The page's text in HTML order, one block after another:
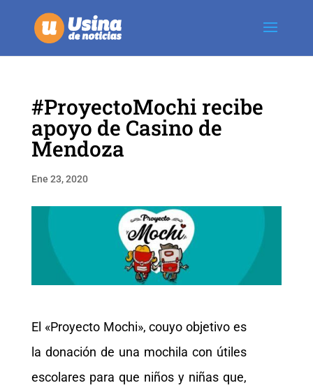
#ProyectoMochi recibe
apoyo de Casino de
Mendoza
Ene 23, 2020
El «Proyecto Mochi», couyo objetivo es
la donación de una mochila con útiles
escolares para que niños y niñas que,